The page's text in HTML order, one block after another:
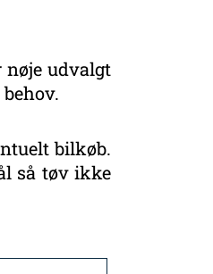
nøje udvalgt
bilkøb.
så tøv ikke